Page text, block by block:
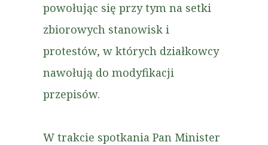
powołując się przy tym na setki
zbiorowych stanowisk i
protestów, w których działkowcy
nawołują do modyfikacji
przepisów.
W trakcie spotkania Pan Minister